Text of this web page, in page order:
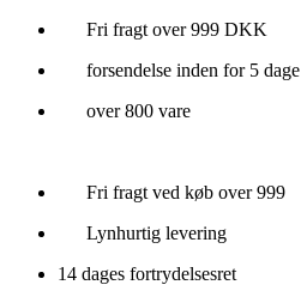
Videre
indhold
Fri fragt over 999 DKK
forsendelse inden for 5 dage
over 800 vare
Fri fragt ved køb over 999
Lynhurtig levering
14 dages fortrydelsesret